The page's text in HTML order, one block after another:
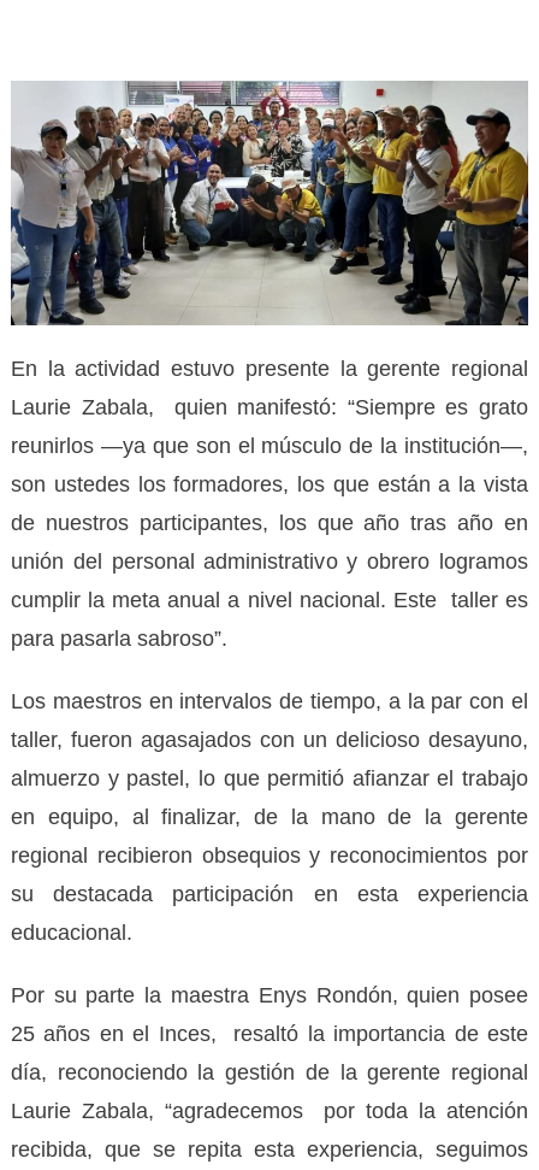
En la actividad estuvo presente la gerente regional
Laurie Zabala, quien manifestó: “Siempre es grato
reunirlos —ya que son el músculo de la institución—,
son ustedes los formadores, los que están a la vista
de nuestros participantes, los que año tras año en
unión del personal administrativo y obrero logramos
cumplir la meta anual a nivel nacional. Este taller es
para pasarla sabroso”.
Los maestros en intervalos de tiempo, a la par con el
taller, fueron agasajados con un delicioso desayuno,
almuerzo y pastel, lo que permitió afianzar el trabajo
en equipo, al finalizar, de la mano de la gerente
regional recibieron obsequios y reconocimientos por
su destacada participación en esta experiencia
educacional.
Por su parte la maestra Enys Rondón, quien posee
25 años en el Inces, resaltó la importancia de este
día, reconociendo la gestión de la gerente regional
Laurie Zabala, “agradecemos por toda la atención
recibida, que se repita esta experiencia, seguimos